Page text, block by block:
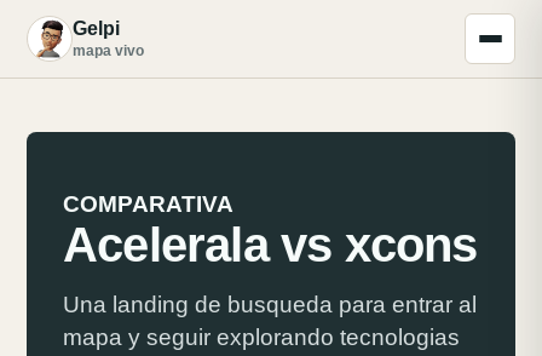
G Gelpi
mapa vivo
COMPARATIVA
Acelerala vs xcons
Una landing de busqueda para entrar al
mapa y seguir explorando tecnologias